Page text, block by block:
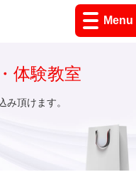
Menu
体験教室
み頂けます。